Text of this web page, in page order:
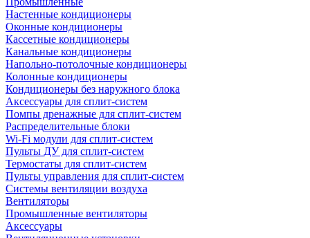
Настенные кондиционеры
Оконные кондиционеры
Кассетные кондиционеры
Канальные кондиционеры
Напольно-потолочные кондиционеры
Колонные кондиционеры
Кондиционеры без наружного блока
Аксессуары для сплит-систем
Помпы дренажные для сплит-систем
Распределительные блоки
Wi-Fi модули для сплит-систем
Пульты ДУ для сплит-систем
Термостаты для сплит-систем
Пульты управления для сплит-систем
Системы вентиляции воздуха
Вентиляторы
Промышленные вентиляторы
Аксессуары